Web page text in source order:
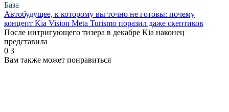
База
Автобудущее, к которому вы точно не готовы: почему
концепт Kia Vision Meta Turismo поразил даже скептиков
После интригующего тизера в декабре Kia наконец
представила
0 3
Вам также может понравиться